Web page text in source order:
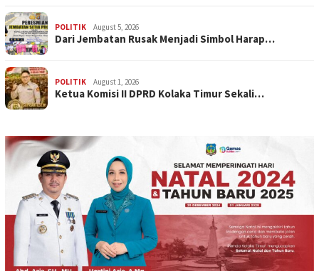
POLITIK August 5, 2026
Dari Jembatan Rusak Menjadi Simbol Harap…
POLITIK August 1, 2026
Ketua Komisi II DPRD Kolaka Timur Sekali…